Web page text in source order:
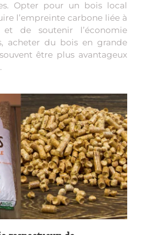
Opter pour un bois local
l’empreinte carbone liée à
de soutenir l’économie
acheter du bois en grande
être plus avantageux